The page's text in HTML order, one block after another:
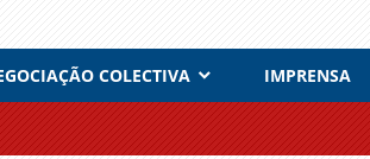
COLECTIVA IMPRENSA